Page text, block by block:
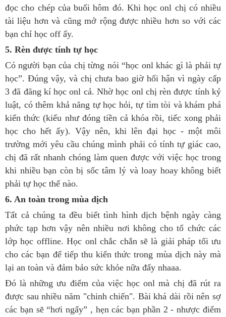
đọc cho chép của buổi hôm đó. Khi học onl chị có nhiều
tài liệu hơn và cũng mở rộng được nhiều hơn so với các
bạn chỉ học off ấy.
5. Rèn được tính tự học
Có người bạn của chị từng nói “học onl khác gì là phải tự
học”. Đúng vậy, và chị chưa bao giờ hối hận vì ngày cấp
3 đã đăng kí học onl cả. Nhờ học onl chị rèn được tính kỷ
luật, có thêm khả năng tự học hỏi, tự tìm tòi và khám phá
kiến thức (kiểu như đóng tiền cả khóa rồi, tiếc xong phải
học cho hết ấy). Vậy nên, khi lên đại học - một môi
trường mới yêu cầu chúng mình phải có tính tự giác cao,
chị đã rất nhanh chóng làm quen được với việc học trong
khi nhiều bạn còn bị sốc tâm lý và loay hoay không biết
phải tự học thế nào.
6. An toàn trong mùa dịch
Tất cả chúng ta đều biết tình hình dịch bệnh ngày càng
phức tạp hơn vậy nên nhiều nơi không cho tổ chức các
lớp học offline. Học onl chắc chắn sẽ là giải pháp tối ưu
cho các bạn để tiếp thu kiến thức trong mùa dịch này mà
lại an toàn và đảm bảo sức khỏe nữa đấy nhaaa.
Đó là những ưu điểm của việc học onl mà chị đã rút ra
được sau nhiều năm "chinh chiến". Bài khá dài rồi nên sợ
các bạn sẽ “hơi ngấy” , hẹn các bạn phần 2 - nhược điểm